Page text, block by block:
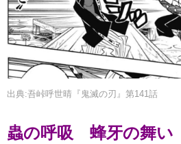
出典:吾峠呼世晴『鬼滅の刃』第141話
蟲の呼吸 蜂牙の舞